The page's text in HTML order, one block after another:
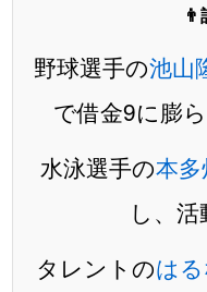
野球選手の池山
で借金9に膨
水泳選手の本
し、
タレントのは